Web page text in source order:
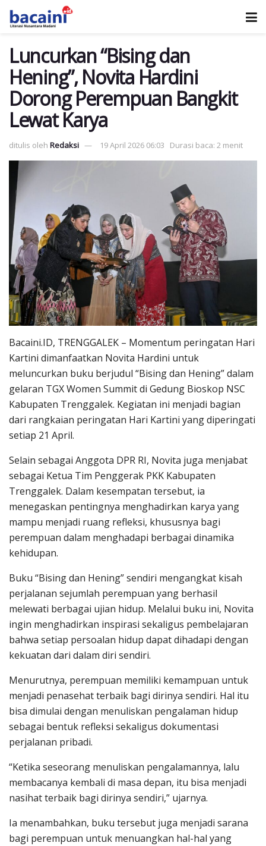
Luncurkan “Bising dan
Hening”, Novita Hardini
Dorong Perempuan Bangkit
Lewat Karya
ditulis oleh Redaksi 19 April 2026 06:03 Durasi baca: 2 menit
Bacaini.ID, TRENGGALEK – Momentum peringatan Hari
Kartini dimanfaatkan Novita Hardini untuk
meluncurkan buku berjudul “Bising dan Hening” dalam
gelaran TGX Women Summit di Gedung Bioskop NSC
Kabupaten Trenggalek. Kegiatan ini menjadi bagian
dari rangkaian peringatan Hari Kartini yang diperingati
setiap 21 April.
Selain sebagai Anggota DPR RI, Novita juga menjabat
sebagai Ketua Tim Penggerak PKK Kabupaten
Trenggalek. Dalam kesempatan tersebut, ia
menegaskan pentingnya menghadirkan karya yang
mampu menjadi ruang refleksi, khususnya bagi
perempuan dalam menghadapi berbagai dinamika
kehidupan.
Buku “Bising dan Hening” sendiri mengangkat kisah
perjalanan sejumlah perempuan yang berhasil
melewati berbagai ujian hidup. Melalui buku ini, Novita
ingin menghadirkan inspirasi sekaligus pembelajaran
bahwa setiap persoalan hidup dapat dihadapi dengan
kekuatan dari dalam diri sendiri.
Menurutnya, perempuan memiliki kemampuan untuk
menjadi penasehat terbaik bagi dirinya sendiri. Hal itu
bisa dimulai dengan menuliskan pengalaman hidup
sebagai bentuk refleksi sekaligus dokumentasi
perjalanan pribadi.
“Ketika seseorang menuliskan pengalamannya, lalu
membacanya kembali di masa depan, itu bisa menjadi
nasihat terbaik bagi dirinya sendiri,” ujarnya.
Ia menambahkan, buku tersebut juga menjadi sarana
bagi perempuan untuk menuangkan hal-hal yang